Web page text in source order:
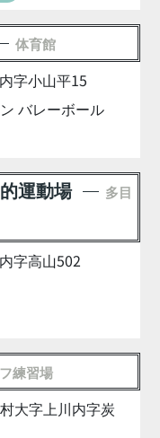
体育館
字小山平15
バレーボール
運動場
多目
字高山502
練習場
大字上川内字炭